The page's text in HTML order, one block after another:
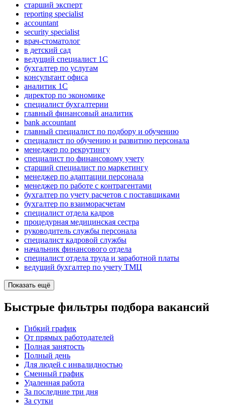
старший эксперт
reporting specialist
accountant
security specialist
врач-стоматолог
в детский сад
ведущий специалист 1С
бухгалтер по услугам
консультант офиса
аналитик 1C
директор по экономике
специалист бухгалтерии
главный финансовый аналитик
bank accountant
главный специалист по подбору и обучению
специалист по обучению и развитию персонала
менеджер по рекрутингу
специалист по финансовому учету
старший специалист по маркетингу
менеджер по адаптации персонала
менеджер по работе с контрагентами
бухгалтер по учету расчетов с поставщиками
бухгалтер по взаиморасчетам
специалист отдела кадров
процедурная медицинская сестра
руководитель службы персонала
специалист кадровой службы
начальник финансового отдела
специалист отдела труда и заработной платы
ведущий бухгалтер по учету ТМЦ
Показать ещё
Быстрые фильтры подбора вакансий
Гибкий график
От прямых работодателей
Полная занятость
Полный день
Для людей с инвалидностью
Сменный график
Удаленная работа
За последние три дня
За сутки